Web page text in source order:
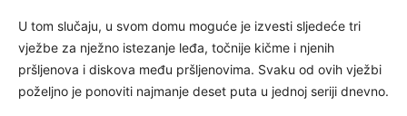
U tom slučaju, u svom domu moguće je izvesti sljedeće tri
vježbe za nježno istezanje leđa, točnije kičme i njenih
pršljenova i diskova među pršljenovima. Svaku od ovih vježbi
poželjno je ponoviti najmanje deset puta u jednoj seriji dnevno.